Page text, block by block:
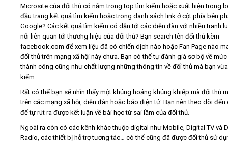
Microsite của đối thủ có nằm trong top tìm kiếm hoặc xuất hiện trong
đầu trang kết quả tìm kiếm hoặc trong danh sách link ở cột phía bên
Google? Các kết quả tìm kiếm có dẫn tới các diễn đàn với nhiều tranh
nổi liên quan tới thương hiệu của đối thủ? Bạn search tên đối thủ kèm
facebook.com để xem liệu đã có chiến dịch nào hoặc Fan Page nào
đối thủ trên mạng xã hội này chưa. Bạn có thể tự đánh giá sơ bộ về
thành công cũng như chất lượng những thông tin về đối thủ mà bạn
kiếm.
Rất có thể bạn sẽ nhìn thấy một khủng hoảng khủng khiếp mà đối thủ
trên các mạng xã hội, diễn đàn hoặc báo điện tử. Bạn nên theo dõi đến
để tự rút ra được kết luận về bài học từ sai lầm của đối thủ.
Ngoài ra còn có các kênh khác thuộc digital như Mobile, Digital TV và
Radio, các thiết bị hỗ trợ tương tác… có thể cũng đã được đối thủ sử